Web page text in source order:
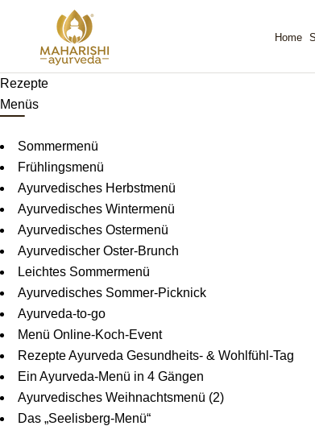
Home
Rezepte
Menüs
Sommermenü
Frühlingsmenü
Ayurvedisches Herbstmenü
Ayurvedisches Wintermenü
Ayurvedisches Ostermenü
Ayurvedischer Oster-Brunch
Leichtes Sommermenü
Ayurvedisches Sommer-Picknick
Ayurveda-to-go
Menü Online-Koch-Event
Rezepte Ayurveda Gesundheits- & Wohlfühl-Tag
Ein Ayurveda-Menü in 4 Gängen
Ayurvedisches Weihnachtsmenü (2)
Das „Seelisberg-Menü“